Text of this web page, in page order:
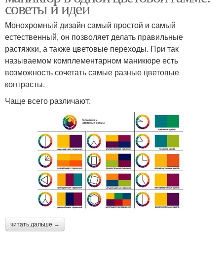
советы и идеи
Монохромный дизайн самый простой и самый
естественный, он позволяет делать правильные
растяжки, а также цветовые переходы. При так
называемом комплементарном маникюре есть
возможность сочетать самые разные цветовые
контрасты.
Чаще всего различают:
читать дальше →